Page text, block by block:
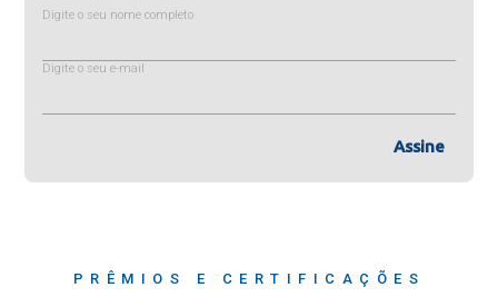
Digite o seu nome completo
Digite o seu e-mail
Assine
PRÊMIOS E CERTIFICAÇÕES